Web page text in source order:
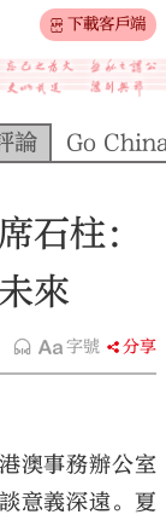
下載客戶端
論 Go
石柱：
來
字號 分享
澳事務辦公室
意義深遠。夏